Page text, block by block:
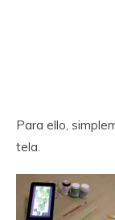
Para ello,
tela.